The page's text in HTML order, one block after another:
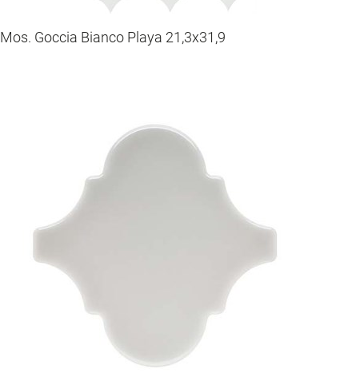
Mos. Goccia Bianco Playa 21,3x31,9